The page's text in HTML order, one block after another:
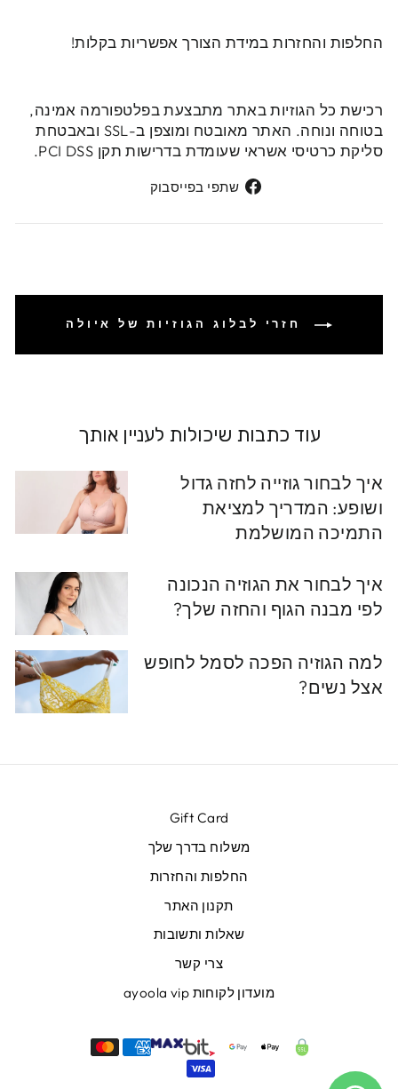
החלפות והחזרות במידת הצורך אפשריות בקלות!
רכישת כל הגוזיות באתר מתבצעת בפלטפורמה אמינה,
בטוחה ונוחה. האתר מאובטח ומוצפן ב-SSL ובאבטחת
סליקת כרטיסי אשראי שעומדת בדרישות תקן PCI DSS.
שתפי בפייסבוק
חזרי לבלוג הגוזיות של איולה
עוד כתבות שיכולות לעניין אותך
איך לבחור גוזייה לחזה גדול
ושופע: המדריך למציאת
התמיכה המושלמת
איך לבחור את הגוזיה הנכונה
לפי מבנה הגוף והחזה שלך?
למה הגוזיה הפכה לסמל לחופש
אצל נשים?
Gift Card
משלוח בדרך שלך
החלפות והחזרות
תקנון האתר
שאלות ותשובות
צרי קשר
מועדון לקוחות ayoola vip